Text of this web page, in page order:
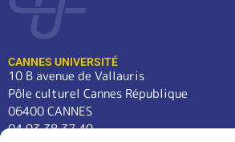
CANNES UNIVERSITÉ
10 B avenue de Vallauris
Pôle culturel Cannes République
06400 CANNES
04 93 38 37 49